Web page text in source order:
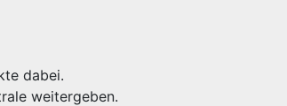
dabei.
weitergeben.